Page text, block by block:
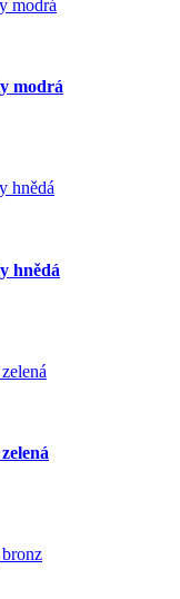
modrá
hnědá